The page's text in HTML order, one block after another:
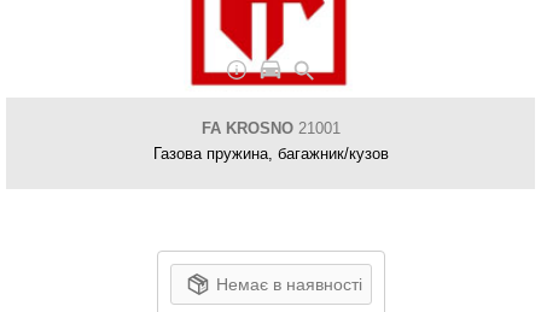
FA KROSNO21001
Газова пружина, багажник/кузов
Немає в наявності